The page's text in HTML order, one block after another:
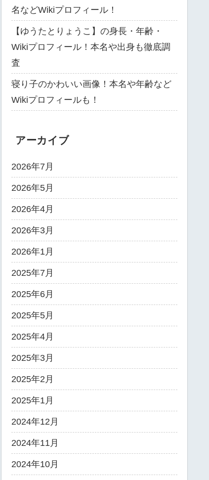
名などWikiプロフィール！
【ゆうたとりょうこ】の身長・年齢・
Wikiプロフィール！本名や出身も徹底調
査
寝り子のかわいい画像！本名や年齢など
Wikiプロフィールも！
アーカイブ
2026年7月
2026年5月
2026年4月
2026年3月
2026年1月
2025年7月
2025年6月
2025年5月
2025年4月
2025年3月
2025年2月
2025年1月
2024年12月
2024年11月
2024年10月